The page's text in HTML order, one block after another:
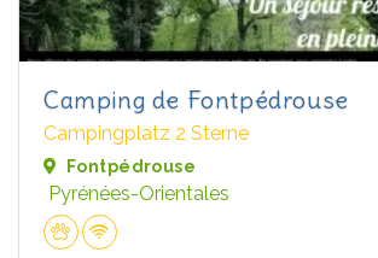
Camping de Fontpédrouse
Campingplatz 2 Sterne
Fontpédrouse
Pyrénées-Orientales